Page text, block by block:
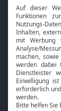
Bibel TV